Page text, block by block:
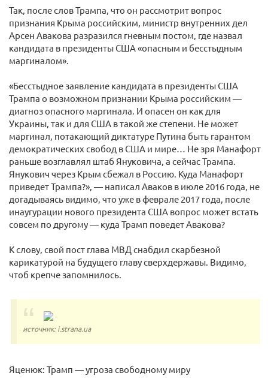
Так, после слов Трампа, что он рассмотрит вопрос
признания Крыма российским, министр внутренних дел
Арсен Авакова разразился гневным постом, где назвал
кандидата в президенты США «опасным и бесстыдным
маргиналом».
«Бесстыдное заявление кандидата в президенты США
Трампа о возможном признании Крыма российским —
диагноз опасного маргинала. И опасен он как для
Украины, так и для США в такой же степени. Не может
маргинал, потакающий диктатуре Путина быть гарантом
демократических свобод в США и мире… Не зря Манафорт
раньше возглавлял штаб Януковича, а сейчас Трампа.
Янукович через Крым сбежал в Россию. Куда Манафорт
приведет Трампа?», — написал Аваков в июле 2016 года, не
догадываясь видимо, что уже в феврале 2017 года, после
инаугурации нового президента США вопрос может встать
совсем по другому — куда Трамп поведет Авакова?
К слову, свой пост глава МВД снабдил скарбезной
карикатурой на будущего главу сверхдержавы. Видимо,
чтоб крепче запомнилось.
источник: i.strana.ua
Яценюк: Трамп — угроза свободному миру